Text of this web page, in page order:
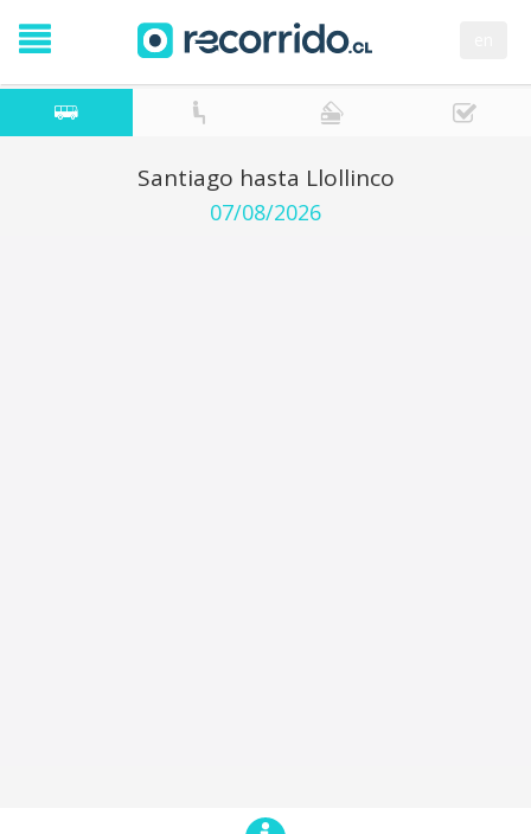
Santiago hasta Llollinco
07/08/2026